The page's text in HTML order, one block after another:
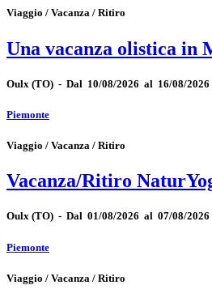
Viaggio / Vacanza / Ritiro
Una vacanza olistica in
Oulx (TO) - Dal 10/08/2026 al 16/08/2026
Piemonte
Viaggio / Vacanza / Ritiro
Vacanza/Ritiro
Oulx (TO) - Dal 01/08/2026 al 07/08/2026
Piemonte
Viaggio / Vacanza / Ritiro